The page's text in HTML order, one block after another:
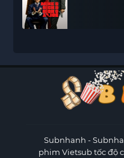
Subnhanh -
phim Vietsub tốc độ